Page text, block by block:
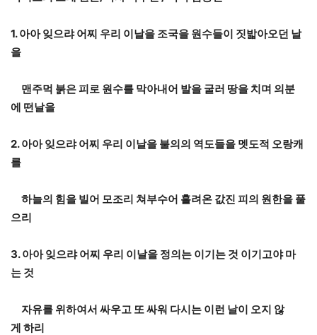
1.아아 잊으랴 어찌 우리 이날을 조국을 원수들이 짓밟아오던 날
을
맨주먹 붉은피로 원수를 막아내어 발을 굴러 땅을치며 의분
에 떤날을
2.아아 잊으랴 어찌 우리 이날을 불의의 역도들을 멧도적 오랑캐
를
하늘의 힘을 빌어 모조리 쳐부수어 흘려온 값진 피의 원한을 풀
으리
3.아아 잊으랴 어찌 우리 이날을 정의는 이기는 것 이기고야 마
는 것
자유를 위하여서 싸우고 또 싸워 다시는 이런 날이 오지 않
게 하리